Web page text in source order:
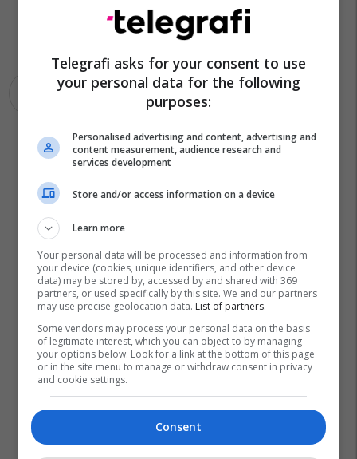
Ezra Pound
Telegrafi asks for your consent to use
your personal data for the following
purposes:
Personalised advertising and content, advertising and
content measurement, audience research and
services development
Store and/or access information on a device
Learn more
Your personal data will be processed and information from
your device (cookies, unique identifiers, and other device
data) may be stored by, accessed by and shared with 369
partners, or used specifically by this site. We and our partners
may use precise geolocation data. List of partners.
Some vendors may process your personal data on the basis
of legitimate interest, which you can object to by managing
your options below. Look for a link at the bottom of this page
or in the site menu to manage or withdraw consent in privacy
and cookie settings.
Consent